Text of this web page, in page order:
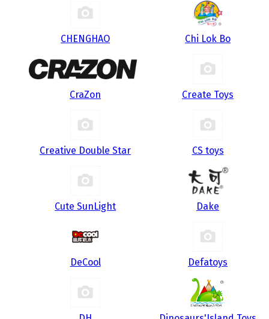
CHENGHAO Chi Lok Bo
CraZon Create Toys
Creative Double Star CS toys
Cute SunLight Dake
DeCool Defatoys